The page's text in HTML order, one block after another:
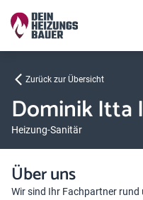
Zurück zur Übersicht
Dominik Itta
Heizung-Sanitär
Über uns
Wir sind Ihr Fachpartner rund